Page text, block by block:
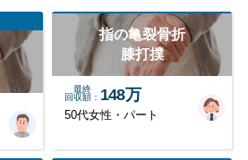
指の亀裂骨折
膝打撲
最終
回収額
148万
50代女性・パート